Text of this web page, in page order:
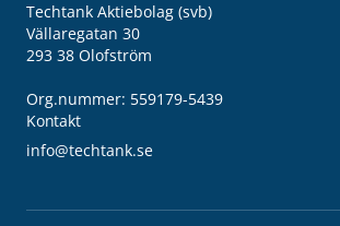
Techtank Aktiebolag (svb)
Vällaregatan 30
293 38 Olofström
Org.nummer: 559179-5439
Kontakt
info@techtank.se